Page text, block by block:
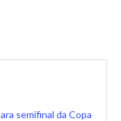
semifinal da Copa